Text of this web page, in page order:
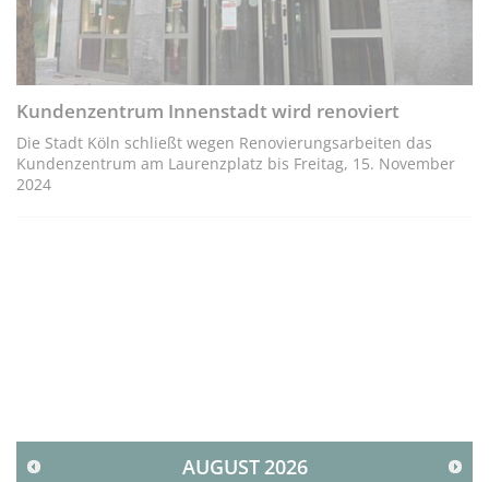
Kundenzentrum Innenstadt wird renoviert
Die Stadt Köln schließt wegen Renovierungsarbeiten das
Kundenzentrum am Laurenzplatz bis Freitag, 15. November
2024
AUGUST2026